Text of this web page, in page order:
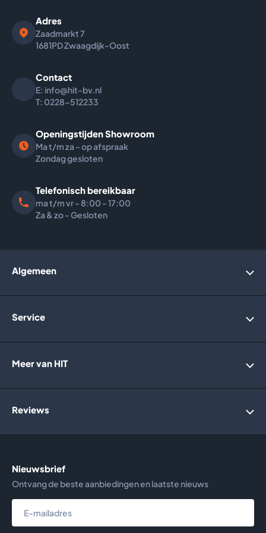
Adres
Zaadmarkt7
1681PD Zwaagdijk-Oost
Contact
E: info@hit-bv.nl
T: 0228-512233
Openingstijden Showroom
Ma t/m za - op afspraak
Zondag gesloten
Telefonisch bereikbaar
ma t/m vr - 8:00 - 17:00
Za & zo - Gesloten
Nieuwsbrief
Ontvang de beste aanbiedingen en laatste nieuws
Algemeen
Bedrijfsgegevens
Service
Retourneren
Meer van HIT
Holland Solar Heating
Reviews
Meer dan25 jaar ervaring
Bekijk reviews